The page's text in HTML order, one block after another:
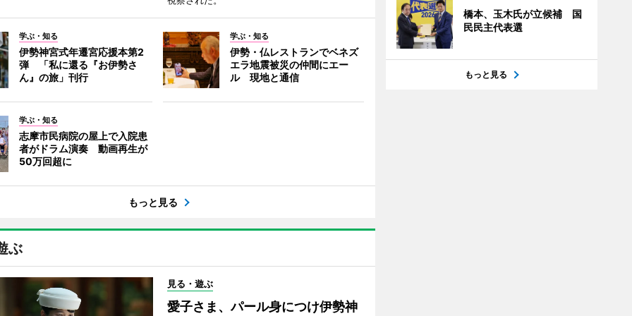
学ぶ・知る
伊勢神宮式年遷宮応援本第2
弾 「私に還る『お伊勢さ
ん』の旅」刊行
学ぶ・知る
伊勢・仏レストランでベネズ
エラ地震被災の仲間にエー
ル 現地と通信
学ぶ・知る
志摩市民病院の屋上で入院患
者がドラム演奏 動画再生が
50万回超に
もっと見る
ぶ
見る・遊ぶ
愛子さま、パール身につけ伊勢神
橋本、玉木氏が立候補 国
民民主代表選
もっと見る